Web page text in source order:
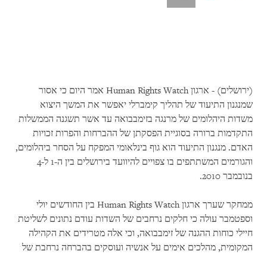
(ירושלים) - ארגון Human Rights Watch אמר היום כי אסור
שמנגנון התיעוד של תהליך קימברלי יאפשר את המשך היצוא
משדות היהלומים של מרנגה בזימבבואה עד אשר תשגנה הממשלות
התקדמות ברורה בסוגיית הפסקתן של ההברחות והפרות זכויות
האדם. מנגנון התיעוד הוא גוף בינלאומי המפקח על הסחר ביהלומים,
והגורמים המשתתפים בו צפויים להיוועד בירושלים בין ה-1 ל-4
בנובמבר 2010.
ממחקר שערך ארגון Human Rights Watch בין החודשים יולי
וספטמבר עולה כי חלקים נרחבים של השדות עודם נתונים לשליטת
חיילי כוחות ההגנה של זימבבואה, וכי אלה מטרידים את הקהילה
המקומית, מהלכים אימים על אנשיה ועוסקים בהברחה נרחבת של